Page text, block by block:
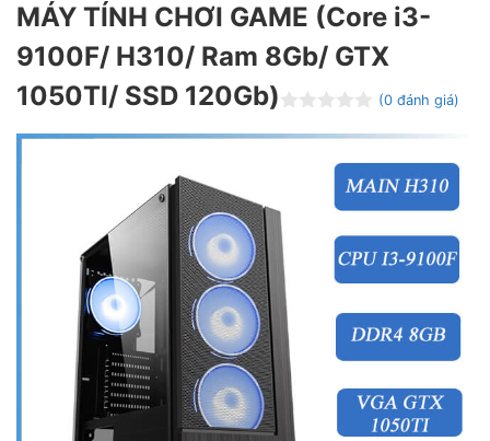
MÁY TÍNH CHƠI GAME (Core i3-
9100F/ H310/ Ram 8Gb/ GTX
1050TI/ SSD 120Gb)
ư
ế
p
h
ạ
n
g
0
5
s
(0 đánh giá)